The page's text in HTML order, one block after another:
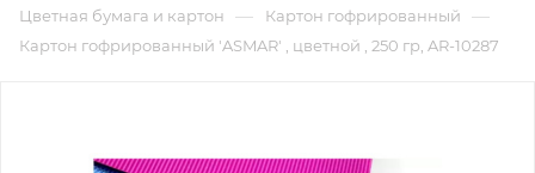
Цветная бумага и картон — Картон гофрированный —
Картон гофрированный 'ASMAR' , цветной , 250 гр, AR-10287